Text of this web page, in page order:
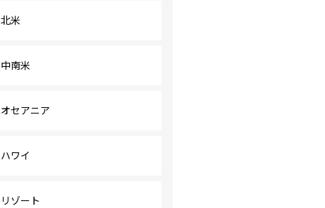
北米
中南米
オセアニア
ハワイ
リゾート